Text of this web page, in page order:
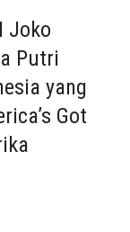
Joko
Putri
yang
Got